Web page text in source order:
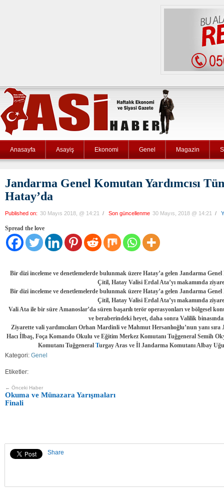
Anasayfa Asayiş Ekonomi Genel Magazin
Jandarma Genel Komutan Yardımcısı
Hatay’da
Published on: 30 Mayıs 2018, @ 14:21 / Son güncellenme 30 Mayıs, 2018 @ 14:21 /
Spread the love
Bir dizi inceleme ve denetlemelerde bulunmak üzere Hatay’a gelen Jandarma
Çitil, Hatay Valisi Erdal Ata’yı makamında
Bir dizi inceleme ve denetlemelerde bulunmak üzere Hatay’a gelen Jandarma
Çitil, Hatay Valisi Erdal Ata’yı makamında
Vali Ata ile bir süre Amanoslar’da süren başarılı terör operasyonları ve bölgesel
ve beraberindeki heyet, daha sonra Valilik
Ziyarette vali yardımcıları Orhan Mardinli ve Mahmut Hersanlıoğlu’nun yanı
Hacı İlbaş, Foça Komando Okulu ve Eğitim Merkez Komutanı Tuğgeneral Semih
Komutanı Tuğgeneral Turgay Aras ve İl Jandarma Komutanı Albay
Kategori: Genel
Etiketler:
← Önceki Haber
Okuma ve Münazara Yarışmaları
Finali
Share